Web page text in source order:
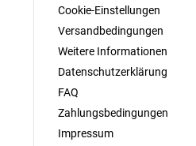
Cookie-Einstellungen
Versandbedingungen
Weitere Informationen
Datenschutzerklärung
FAQ
Zahlungsbedingungen
Impressum